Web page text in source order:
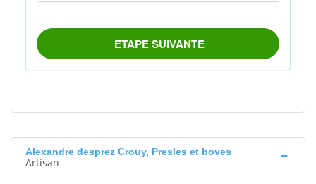
Alexandre desprez Crouy, Presles et boves
Artisan